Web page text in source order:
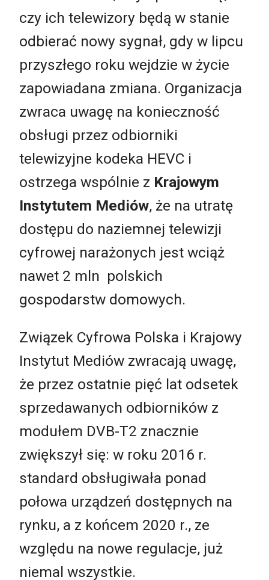
czy ich telewizory będą w stanie
odbierać nowy sygnał, gdy w lipcu
przyszłego roku wejdzie w życie
zapowiadana zmiana. Organizacja
zwraca uwagę na konieczność
obsługi przez odbiorniki
telewizyjne kodeka HEVC i
ostrzega wspólnie z Krajowym
Instytutem Mediów, że na utratę
dostępu do naziemnej telewizji
cyfrowej narażonych jest wciąż
nawet 2 mln polskich
gospodarstw domowych.
Związek Cyfrowa Polska i Krajowy
Instytut Mediów zwracają uwagę,
że przez ostatnie pięć lat odsetek
sprzedawanych odbiorników z
modułem DVB-T2 znacznie
zwiększył się: w roku 2016 r.
standard obsługiwała ponad
połowa urządzeń dostępnych na
rynku, a z końcem 2020 r., ze
względu na nowe regulacje, już
niemal wszystkie.